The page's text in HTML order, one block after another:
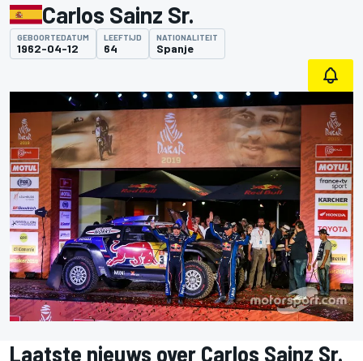
Carlos Sainz Sr.
GEBOORTEDATUM
1962-04-12
LEEFTIJD
64
NATIONALITEIT
Spanje
Laatste nieuws over Carlos Sainz Sr.